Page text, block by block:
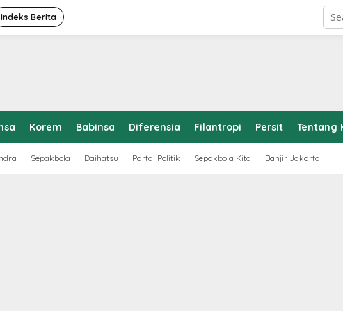
Indeks Berita
Korem Babinsa Diferensia Filantropi Persit Tentang
Sepakbola Daihatsu Partai Politik Sepakbola Kita Banjir Jakarta